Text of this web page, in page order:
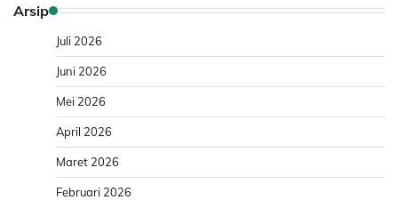
Arsip
Juli 2026
Juni 2026
Mei 2026
April 2026
Maret 2026
Februari 2026